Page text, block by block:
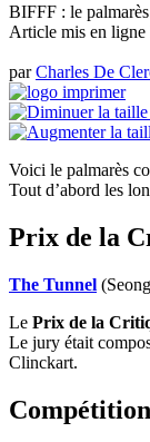
BIFFF : le
Article mis en ligne
parCharles De
Voici le palmarès
Tout d’abord les
Prix de la
The Tunnel
Le Prix de la
Le jury était
Clinckart.